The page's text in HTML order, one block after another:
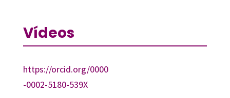
Vídeos
https://orcid.org/0000
-0002-5180-539X